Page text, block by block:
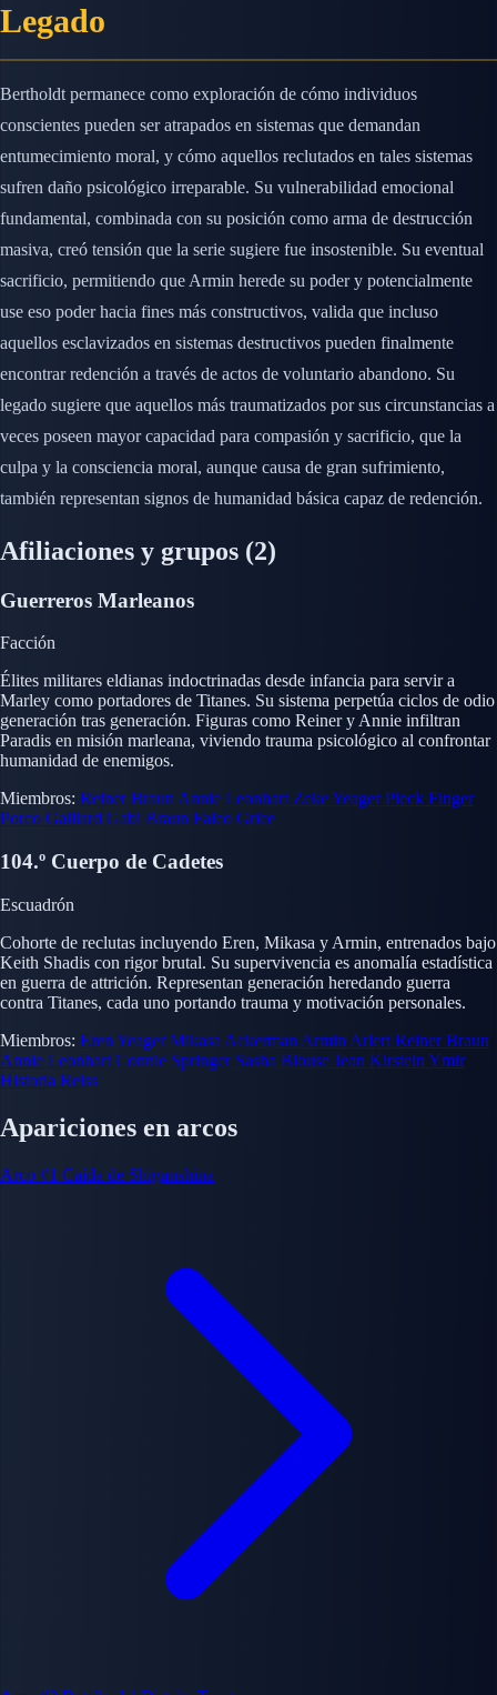
Legado
Bertholdt permanece como exploración de cómo individuos
conscientes pueden ser atrapados en sistemas que demandan
entumecimiento moral, y cómo aquellos reclutados en tales sistemas
sufren daño psicológico irreparable. Su vulnerabilidad emocional
fundamental, combinada con su posición como arma de destrucción
masiva, creó tensión que la serie sugiere fue insostenible. Su eventual
sacrificio, permitiendo que Armin herede su poder y potencialmente
use eso poder hacia fines más constructivos, valida que incluso
aquellos esclavizados en sistemas destructivos pueden finalmente
encontrar redención a través de actos de voluntario abandono. Su
legado sugiere que aquellos más traumatizados por sus circunstancias a
veces poseen mayor capacidad para compasión y sacrificio, que la
culpa y la consciencia moral, aunque causa de gran sufrimiento,
también representan signos de humanidad básica capaz de redención.
Afiliaciones y grupos (2)
Guerreros Marleanos
Facción
Élites militares eldianas indoctrinadas desde infancia para servir a
Marley como portadores de Titanes. Su sistema perpetúa ciclos de odio
generación tras generación. Figuras como Reiner y Annie infiltran
Paradis en misión marleana, viviendo trauma psicológico al confrontar
humanidad de enemigos.
Miembros: Reiner Braun Annie Leonhart Zeke YeagerPieck Finger
Porco Galliard Gabi Braun Falco Grice
104.º Cuerpo de Cadetes
Escuadrón
Cohorte de reclutas incluyendo Eren, Mikasa y Armin, entrenados bajo
Keith Shadis con rigor brutal. Su supervivencia es anomalía estadística
en guerra de attrición. Representan generación heredando guerra
contra Titanes, cada uno portando trauma y motivación personales.
Miembros: Eren YeagerMikasa Ackerman Armin Arlert Reiner Braun
Annie Leonhart Connie Springer Sasha Blouse Jean Kirstein Ymir
Historia Reiss
Apariciones en arcos
Arco #1 Caída de Shiganshina